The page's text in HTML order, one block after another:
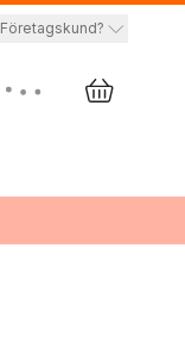
Företagskund?